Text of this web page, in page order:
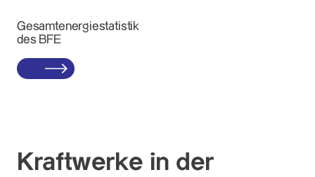
Gesamtenergiestatistik
des BFE
Kraftwerke in der